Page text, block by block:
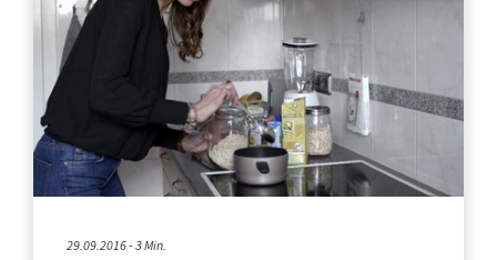
29.09.2016 - 3 Min.